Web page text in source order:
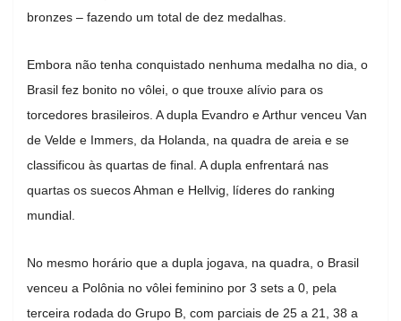
bronzes – fazendo um total de dez medalhas.
Embora não tenha conquistado nenhuma medalha no dia, o
Brasil fez bonito no vôlei, o que trouxe alívio para os
torcedores brasileiros. A dupla Evandro e Arthur venceu Van
de Velde e Immers, da Holanda, na quadra de areia e se
classificou às quartas de final. A dupla enfrentará nas
quartas os suecos Ahman e Hellvig, líderes do ranking
mundial.
No mesmo horário que a dupla jogava, na quadra, o Brasil
venceu a Polônia no vôlei feminino por 3 sets a 0, pela
terceira rodada do Grupo B, com parciais de 25 a 21, 38 a